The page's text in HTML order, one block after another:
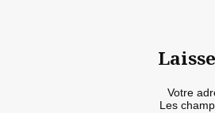
Votre
Les